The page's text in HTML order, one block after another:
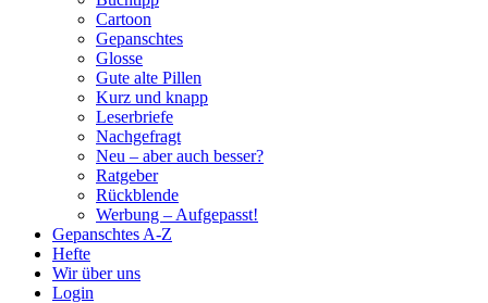
Cartoon
Gepanschtes
Glosse
Gute alte Pillen
Kurz und knapp
Leserbriefe
Nachgefragt
Neu – aber auch besser?
Ratgeber
Rückblende
Werbung – Aufgepasst!
Gepanschtes A-Z
Hefte
Wir über uns
Login